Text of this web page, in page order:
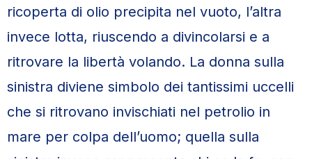
ricoperta di olio precipita nel vuoto, l’altra
invece lotta, riuscendo a divincolarsi e a
ritrovare la libertà volando. La donna sulla
sinistra diviene simbolo dei tantissimi uccelli
che si ritrovano invischiati nel petrolio in
mare per colpa dell’uomo; quella sulla